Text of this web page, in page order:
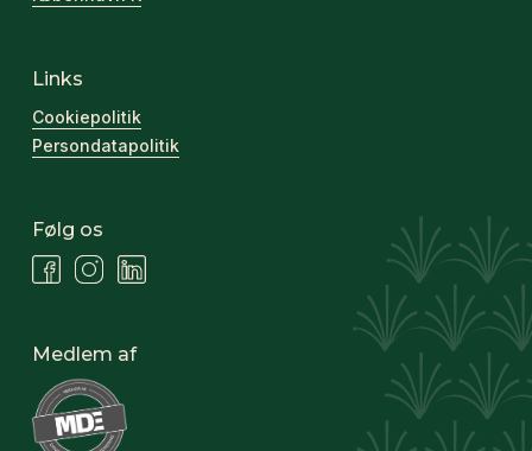
Links
Cookiepolitik
Persondatapolitik
Følg os
Medlem af